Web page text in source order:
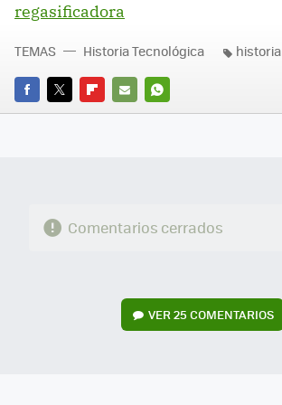
regasificadora
FACEBOOK
TWITTERFLIPBOARD
E-
WHATSAPP
TEMAS Historia Tecnológica historia
Comentarios cerrados
VER25 COMENTARIOS